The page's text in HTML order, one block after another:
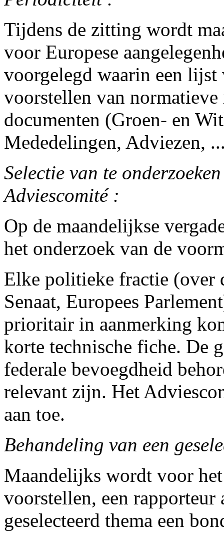
Tijdens de zitting wordt
voor Europese
voorgelegd waarin een lijst
voorstellen van normatieve
documenten (Groen- en
Mededelingen, Adviezen,
Selectie van te
Adviescomité :
Op de maandelijkse
het onderzoek van de
Elke politieke fractie (over
Senaat, Europees
prioritair in aanmerking
korte technische fiche. De
federale bevoegdheid
relevant zijn. Het
aan toe.
Behandeling van een
Maandelijks wordt voor het
voorstellen, een rapporteur
geselecteerd thema een